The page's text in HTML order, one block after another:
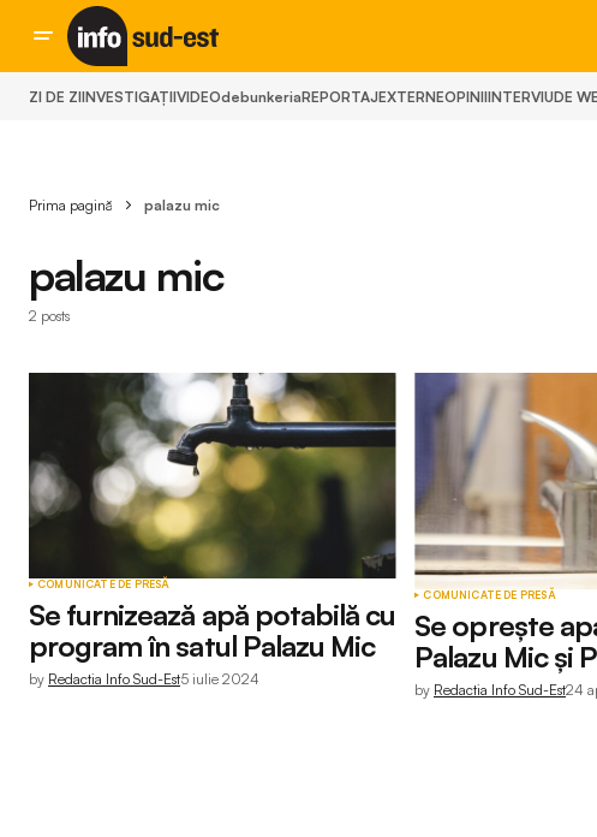
ZI DE ZIINVESTIGAȚIIVIDEOdebunkeriaREPORTAJEXTERNEOPINIIINTERVIUDE
Prima pagină palazu mic
palazu mic
2 posts
COMUNICATE DE PRESĂ
Se furnizează apă potabilă cu
program în satul Palazu Mic
by Redactia Info Sud-Est5 iulie 2024
COMUNICATE DE PRESĂ
Se oprește
Palazu Mic și
by Redactia Info Sud-Est24